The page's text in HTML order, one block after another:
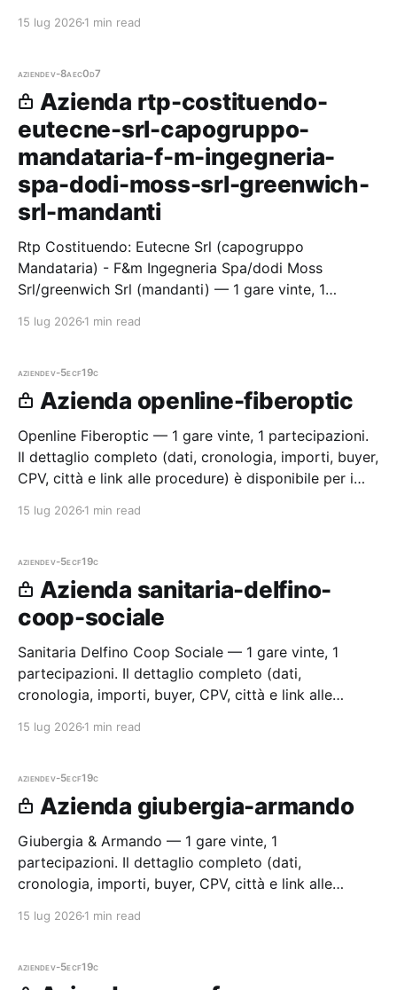
15 lug 2026 1 min read
aziendev-8aec0d7
Azienda rtp-costituendo-
eutecne-srl-capogruppo-
mandataria-f-m-ingegneria-
spa-dodi-moss-srl-greenwich-
srl-mandanti
Rtp Costituendo: Eutecne Srl (capogruppo
Mandataria) - F&m Ingegneria Spa/dodi Moss
Srl/greenwich Srl (mandanti) — 1 gare vinte, 1
cronologia, importi, buyer, CPV, città e lin
15 lug 2026 1 min read
aziendev-5ecf19c
Azienda openline-fiberoptic
Openline Fiberoptic — 1 gare vinte, 1 partecipazioni.
Il dettaglio completo (dati, cronologia, importi, buyer,
CPV, città e link alle procedure) è disponibile per i
15 lug 2026 1 min read
aziendev-5ecf19c
Azienda sanitaria-delfino-
coop-sociale
Sanitaria Delfino Coop Sociale — 1 gare vinte, 1
partecipazioni. Il dettaglio completo (dati,
cronologia, importi, buyer, CPV, città e link alle
15 lug 2026 1 min read
aziendev-5ecf19c
Azienda giubergia-armando
Giubergia & Armando — 1 gare vinte, 1
partecipazioni. Il dettaglio completo (dati,
cronologia, importi, buyer, CPV, città e link alle
15 lug 2026 1 min read
aziendev-5ecf19c